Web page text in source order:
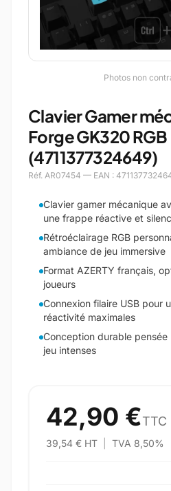
Photos non
Clavier Gamer
Forge GK320 RGB
(4711377324649)
Réf. AR07454 — EAN :
Clavier gamer mécanique
une frappe réactive et
Rétroéclairage RGB
ambiance de jeu immersive
Format AZERTY français,
joueurs
Connexion filaire USB pour
réactivité maximales
Conception durable pensée
jeu intenses
42,90 €TTC
39,54 € HT TVA 8,50%